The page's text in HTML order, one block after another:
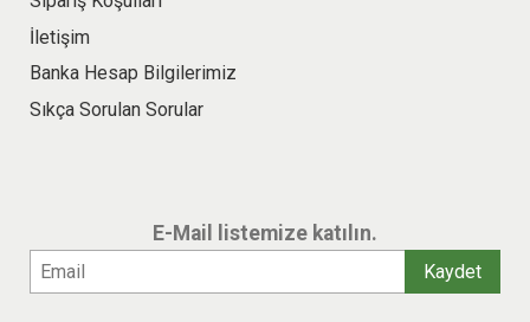
İletişim
Banka Hesap Bilgilerimiz
Sıkça Sorulan Sorular
E-Mail listemize katılın.